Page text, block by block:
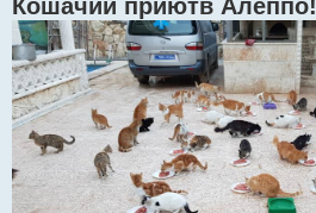
Кошачий приютв Алеппо!